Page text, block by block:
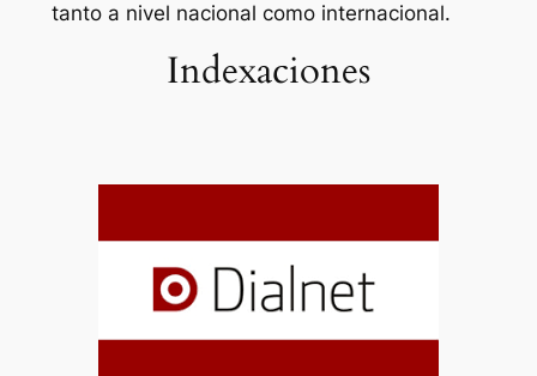
tanto a nivel nacional como internacional.
Indexaciones